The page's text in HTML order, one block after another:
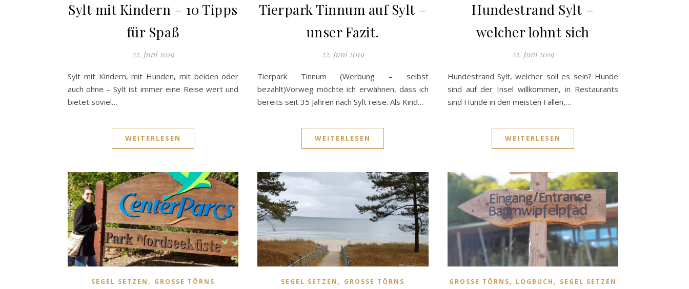
Sylt mit Kindern – 10 Tipps
für Spaß
22. Juni 2019
Sylt mit Kindern, mit Hunden, mit beiden oder
auch ohne – Sylt ist immer eine Reise wert und
bietet soviel…
WEITERLESEN
Tierpark Tinnum auf Sylt –
unser Fazit.
22. Juni 2019
Tierpark Tinnum (Werbung – selbst
bezahlt)Vorweg möchte ich erwähnen, dass ich
bereits seit 35 Jahren nach Sylt reise. Als Kind…
WEITERLESEN
Hundestrand Sylt –
welcher lohnt sich
22. Juni 2019
Hundestrand Sylt, welcher soll es sein? Hunde
sind auf der Insel willkommen, in Restaurants
sind Hunde in den meisten Fällen,…
WEITERLESEN
SEGEL SETZEN , GROSSE TÖRNS SEGEL SETZEN , GROSSE TÖRNS GROSSE TÖRNS , LOGBUCH , SEGEL SETZEN